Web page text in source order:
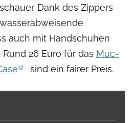
Dank des Zippers
auch mit Handschuhen
26 Euro für das Muc-
sind ein fairer Preis.